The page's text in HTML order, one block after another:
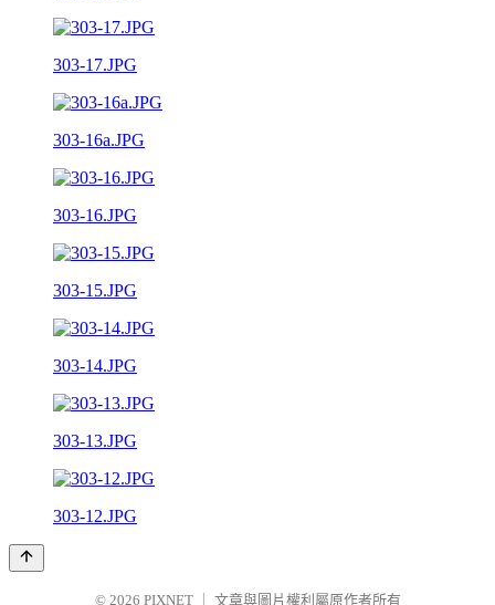
303-17.JPG
303-16a.JPG
303-16.JPG
303-15.JPG
303-14.JPG
303-13.JPG
303-12.JPG
© 2026 PIXNET 文章與圖片權利屬原作者所有